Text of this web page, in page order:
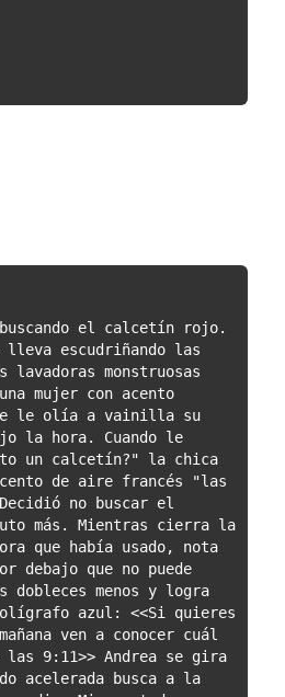
buscando el calcetín rojo.
lleva escudriñando las
lavadoras monstruosas
mujer con acento
le olía a vainilla su
la hora. Cuando le
un calcetín?" la chica
de aire francés "las
no buscar el
más. Mientras cierra la
que había usado, nota
debajo que no puede
menos y logra
azul: <<Si quieres
ven a conocer cuál
9:11>> Andrea se gira
acelerada busca a la